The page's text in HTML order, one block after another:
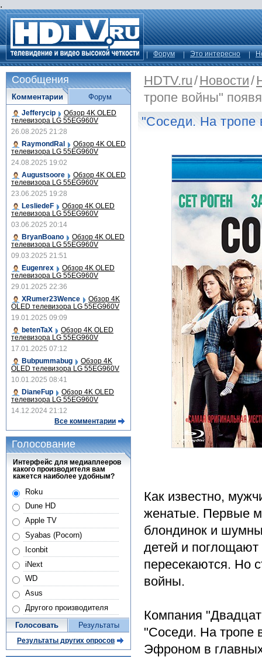
.
Форум Это интересно
HDTV.ru/Новости/
тропе войны"
"Соседи. На тропе
Как известно,
женатые. Первые
блондинок и
детей и
пересекаются. Но
войны.
Компания
"Соседи. На тропе
Эфроном в
Сообщения
Комментарии
Jefferycip Обзор 4K OLED
телевизора LG 55EG960V
26.08.2025 21:28
RaymondRal
Обзор 4K OLED
телевизора LG 55EG960V
24.08.2025 19:02
Augustsoore
Обзор 4K OLED
телевизора LG 55EG960V
23.06.2025 19:28
LesliedeF
Обзор 4K OLED
телевизора LG 55EG960V
03.06.2025 20:14
BryanBoano
Обзор 4K OLED
телевизора LG 55EG960V
09.03.2025 21:51
Eugenrex
Обзор 4K OLED
телевизора LG 55EG960V
29.01.2025 22:36
XRumer23Wence
Обзор 4K
OLED телевизора LG 55EG960V
19.01.2025 09:09
betenTaX
Обзор 4K OLED
телевизора LG 55EG960V
17.01.2025 07:12
Bubpummabug
Обзор 4K
OLED телевизора LG 55EG960V
10.01.2025 08:41
DianeFup
Обзор 4K OLED
телевизора LG 55EG960V
14.12.2024 21:12
Все комментарии
Форум
Голосование
Интерфейс для медиаплееров
какого производителя вам
кажется наиболее удобным?
Roku
Dune HD
Apple TV
Syabas (Pocorn)
Iconbit
iNext
WD
Asus
Другого производителя
Голосовать Результаты
Результаты других опросов